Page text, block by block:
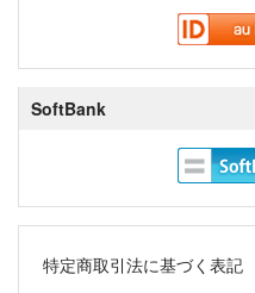
SoftBank
特定商取引法に基づく表記